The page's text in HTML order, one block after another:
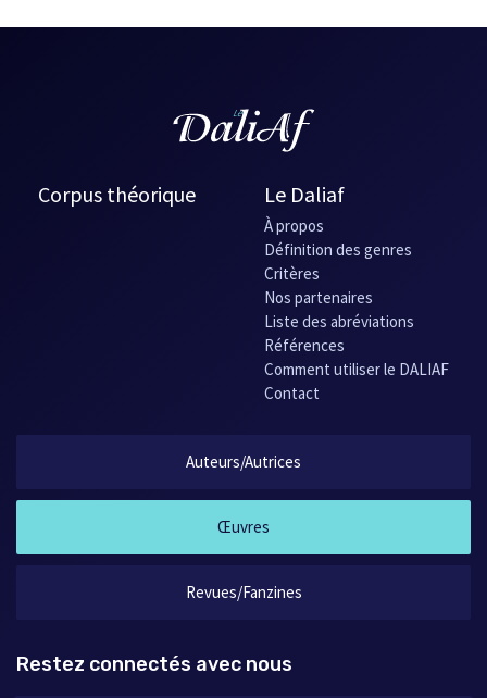
Corpus théorique Le Daliaf
À propos
Définition des genres
Critères
Nos partenaires
Liste des abréviations
Références
Comment utiliser le DALIAF
Contact
Auteurs/Autrices
Œuvres
Revues/Fanzines
Restez connectés avec nous